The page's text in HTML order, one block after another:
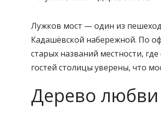
Лужков мост — один из
Кадашёвской набережной. По
старых названий местности,
гостей столицы уверены, что
Дерево